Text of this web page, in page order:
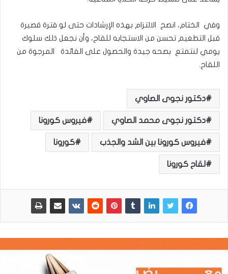
وفي الختام، انصح الالتزام بهذه الإرشادات حتى لو فترة قصيرة
قبل التطعيم تحسن من الاستجابه للقاح، وأن نجعل ذلك سلوك
يومي لنتمتع بصحه جيدة والحصول على الفائدة المرجوة من
اللقاح.
دكتور نجوى الصاوي
دكتور نجوى محمد الصاوي فيروس كورونا
فيروس كورونا بين الشد والجذب كورونا
لقاح كورونا